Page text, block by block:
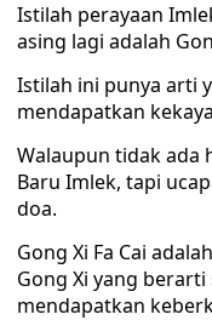
Istilah perayaan
asing lagi adalah
Istilah ini punya arti
mendapatkan
Walaupun tidak ada
Baru Imlek, tapi
doa.
Gong Xi Fa Cai
Gong Xi yang
mendapatkan